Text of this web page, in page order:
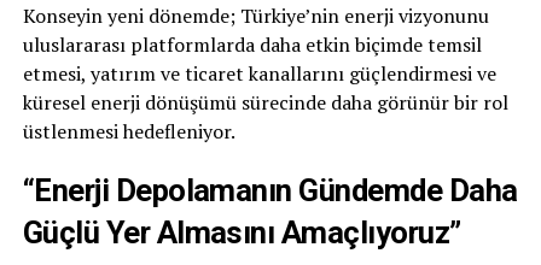
Konseyin yeni dönemde; Türkiye’nin enerji vizyonunu
uluslararası platformlarda daha etkin biçimde temsil
etmesi, yatırım ve ticaret kanallarını güçlendirmesi ve
küresel enerji dönüşümü sürecinde daha görünür bir rol
üstlenmesi hedefleniyor.
“Enerji Depolamanın Gündemde Daha
Güçlü Yer Almasını Amaçlıyoruz”